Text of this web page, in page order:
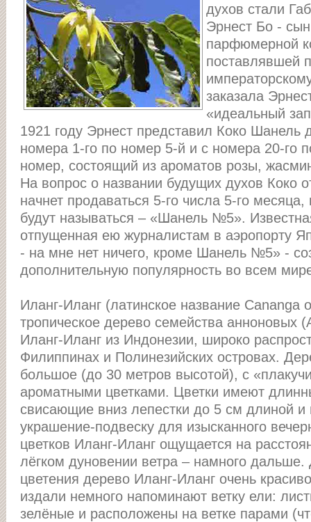
духов стали
Эрнест Бо -
парфюмерной
поставлявшей
заказала
«идеальный
1921 году Эрнест представил Коко Шанель
номера 1-го по номер 5-й и с номера 20-го
номер, состоящий из ароматов розы,
На вопрос о названии будущих духов Коко
начнет продаваться 5-го числа 5-го
будут называться – «Шанель №5».
отпущенная ею журналистам в аэропорту
- на мне нет ничего, кроме Шанель №5» -
дополнительную популярность во всем
Иланг-Иланг (латинское название Cananga
тропическое дерево семейства анноновых
Иланг-Иланг из Индонезии, широко
Филиппинаx и Полинезийских островах.
большое (до 30 метров высотой), с
ароматными цветками. Цветки имеют
свисающие вниз лепестки до 5 см длиной
украшение-подвеску для изысканного
цветков Иланг-Иланг ощущается на
лёгком дуновении ветра – намного
цветения дерево Иланг-Иланг очень
издали немного напоминают ветку ели:
зелёные и расположены на ветке парами